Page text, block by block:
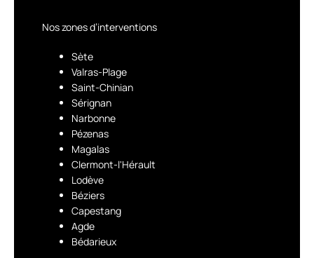
Nos zones d’interventions
Sète
Valras-Plage
Saint-Chinian
Sérignan
Narbonne
Pézenas
Magalas
Clermont-l'Hérault
Lodève
Béziers
Capestang
Agde
Bédarieux